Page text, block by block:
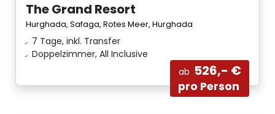
The Grand Resort
Hurghada, Safaga, Rotes Meer, Hurghada
7 Tage, inkl. Transfer
Doppelzimmer, All Inclusive
ab 526,- €
pro Person